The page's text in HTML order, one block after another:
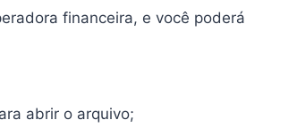
financeira, e você poderá
abrir o arquivo;